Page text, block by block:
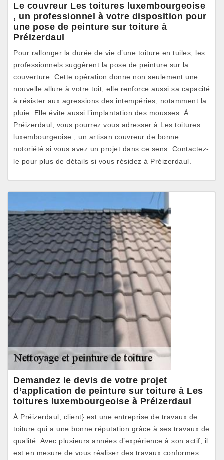
Le couvreur Les toitures luxembourgeoise
, un professionnel à votre disposition pour
une pose de peinture sur toiture à
Préizerdaul
Pour rallonger la durée de vie d’une toiture en tuiles, les
professionnels suggèrent la pose de peinture sur la
couverture. Cette opération donne non seulement une
nouvelle allure à votre toit, elle renforce aussi sa capacité
à résister aux agressions des intempéries, notamment la
pluie. Elle évite aussi l’implantation des mousses. À
Préizerdaul, vous pourrez vous adresser à Les toitures
luxembourgeoise , un artisan couvreur de bonne
notoriété si vous avez un projet dans ce sens. Contactez-
le pour plus de détails si vous résidez à Préizerdaul.
Demandez le devis de votre projet
d’application de peinture sur toiture à Les
toitures luxembourgeoise à Préizerdaul
À Préizerdaul, client} est une entreprise de travaux de
toiture qui a une bonne réputation grâce à ses travaux de
qualité. Avec plusieurs années d’expérience à son actif, il
est en mesure de vous réaliser des travaux conformes